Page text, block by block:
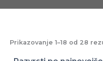
Prikazovanje 1–18 od 28